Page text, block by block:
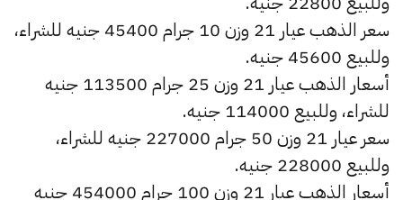
سعر الذهب عيار 21 وزن 10 جرام 45400 جنيه للشراء،
وللبيع 45600 جنيه.
أسعار الذهب عيار 21 وزن 25 جرام 113500 جنيه
للشراء، وللبيع 114000 جنيه.
سعر عيار 21 وزن 50 جرام 227000 جنيه للشراء،
وللبيع 228000 جنيه.
أسعار الذهب عيار 21 وزن 100 جرام 454000 جنيه